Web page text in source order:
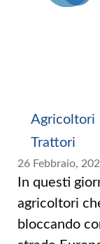
Agricoltori
Trattori
26 Febbraio,
In questi
agricoltori
bloccando